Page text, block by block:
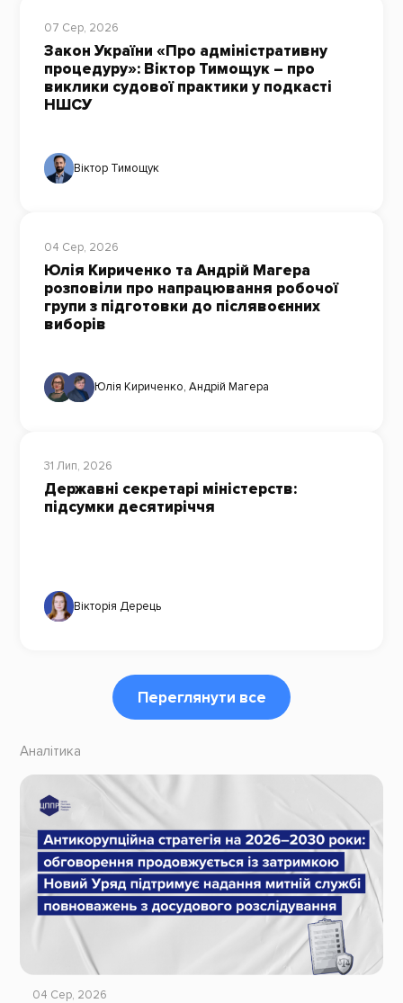
07 Сер, 2026
Закон України «Про адміністративну
процедуру»: Віктор Тимощук – про
виклики судової практики у подкасті
НШСУ
Віктор Тимощук
04 Сер, 2026
Юлія Кириченко та Андрій Магера
розповіли про напрацювання робочої
групи з підготовки до післявоєнних
виборів
Юлія Кириченко, Андрій Магера
31 Лип, 2026
Державні секретарі міністерств:
підсумки десятиріччя
Вікторія Дерець
Переглянути все
Аналітика
04 Сер, 2026